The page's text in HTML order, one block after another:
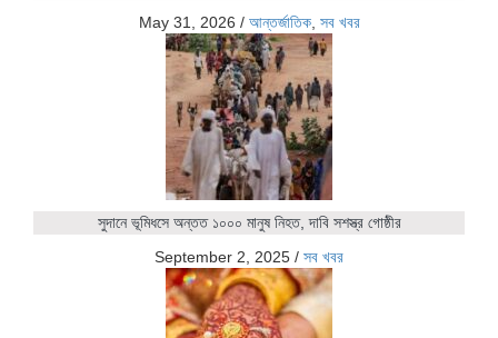
May 31, 2026 / আন্তর্জাতিক, সব খবর
সুদানে ভূমিধসে অন্তত ১০০০ মানুষ নিহত, দাবি সশস্ত্র গোষ্ঠীর
September 2, 2025 / সব খবর